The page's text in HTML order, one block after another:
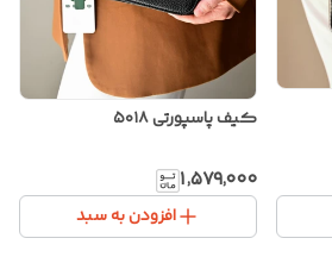
کیف پاسپورتی ۵۰۱۸
۱٬۵۷۹٬۰۰۰
افزودن به سبد